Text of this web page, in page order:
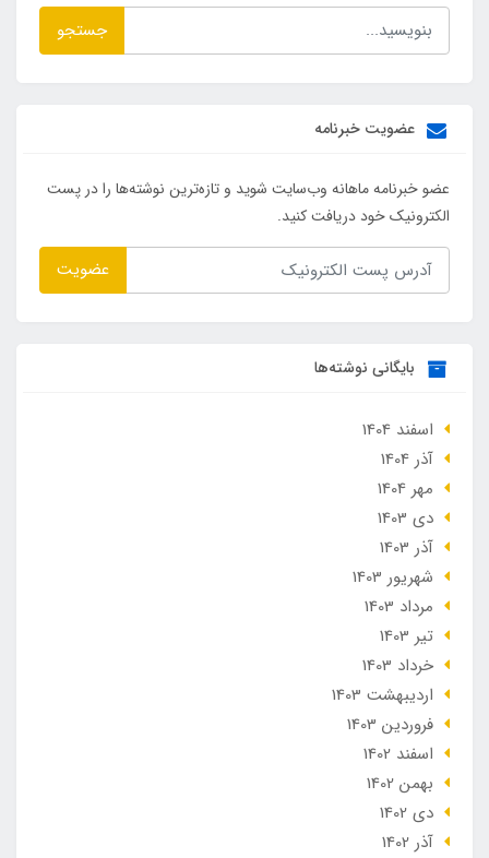
جستجو
عضویت خبرنامه
عضو خبرنامه ماهانه وب‌سایت شوید و تازه‌ترین نوشته‌ها را در پست
الکترونیک خود دریافت کنید.
عضویت
بایگانی نوشته‌ها
اسفند 1404
آذر 1404
مهر 1404
دی 1403
آذر 1403
شهریور 1403
مرداد 1403
تير 1403
خرداد 1403
ارديبهشت 1403
فروردین 1403
اسفند 1402
بهمن 1402
دی 1402
آذر 1402